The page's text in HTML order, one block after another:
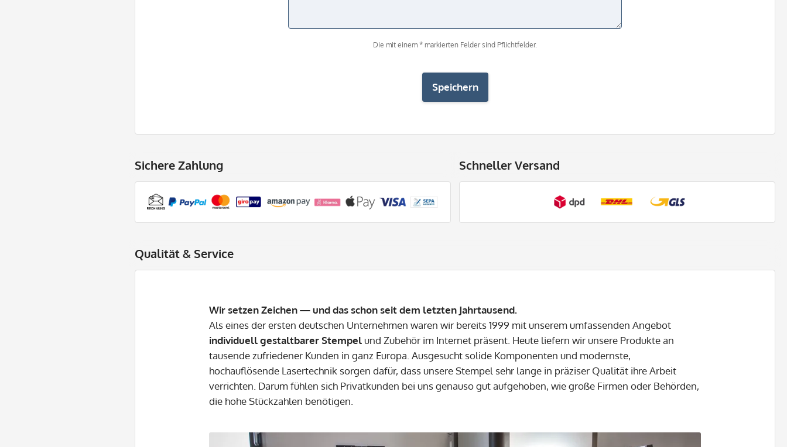
Die mit einem * markierten Felder sind Pflichtfelder.
Speichern
Sichere Zahlung Schneller Versand
Qualität & Service
Wir setzen Zeichen — und das schon seit dem letzten Jahrtausend.
Als eines der ersten deutschen Unternehmen waren wir bereits 1999 mit unserem umfassenden Angebot
individuell gestaltbarer Stempelund Zubehör im Internet präsent. Heute liefern wir unsere Produkte an
tausende zufriedener Kunden in ganz Europa. Ausgesucht solide Komponenten und modernste,
hochauflösende Lasertechnik sorgen dafür, dass unsere Stempel sehr lange in präziser Qualität ihre Arbeit
verrichten. Darum fühlen sich Privatkunden bei uns genauso gut aufgehoben, wie große Firmen oder Behörden,
die hohe Stückzahlen benötigen.